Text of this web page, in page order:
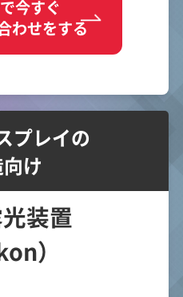
今すぐ
わせをする
プレイの
け
装置
）